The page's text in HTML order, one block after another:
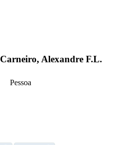
Carneiro, Alexandre F.L.
Pessoa